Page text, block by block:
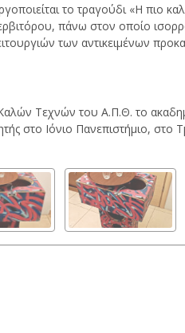
το τραγούδι «Η πιο
πάνω στον οποίο
των αντικειμένων
Τεχνών του Α.Π.Θ. το
στο Ιόνιο Πανεπιστήμιο,